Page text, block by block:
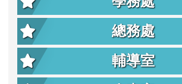
總務處
輔導室